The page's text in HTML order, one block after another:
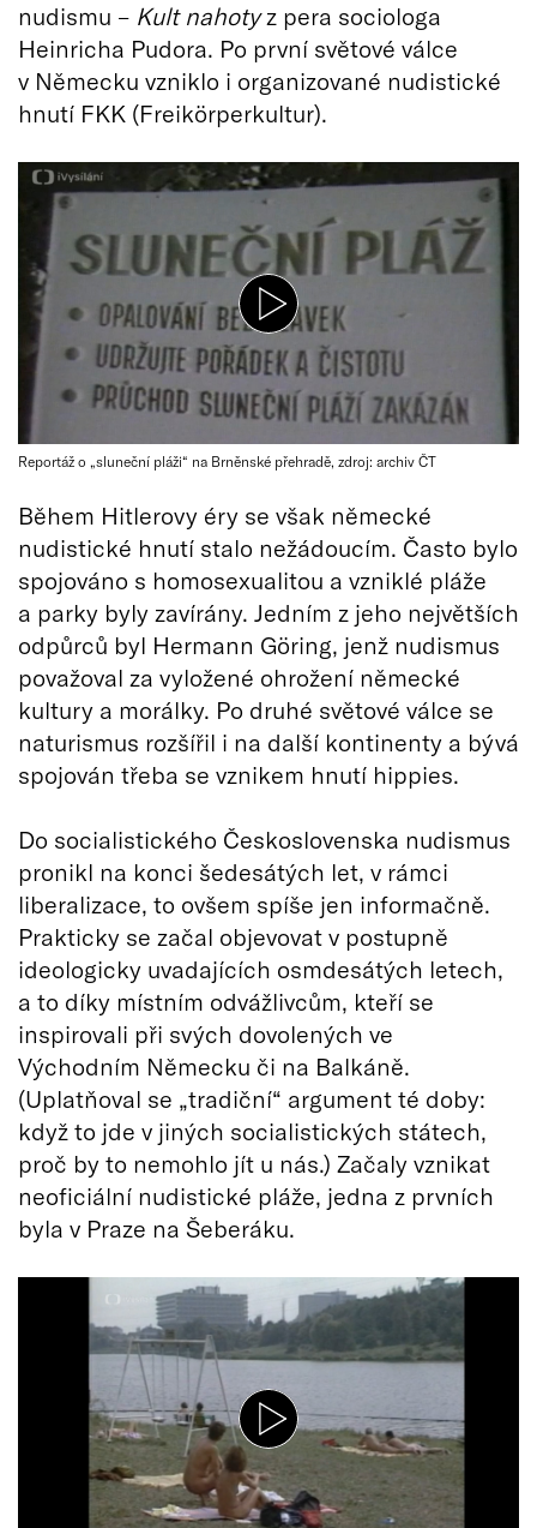
nudismu – Kult nahotyz pera sociologa
Heinricha Pudora. Po první světové válce
v Německu vzniklo i organizované nudistické
hnutí FKK (Freikörperkultur).
Reportáž o „sluneční pláži“ na Brněnské přehradě, zdroj: archiv ČT
Během Hitlerovy éry se však německé
nudistické hnutí stalo nežádoucím. Často bylo
spojováno s homosexualitou a vzniklé pláže
a parky byly zavírány. Jedním z jeho největších
odpůrců byl Hermann Göring, jenž nudismus
považoval za vyložené ohrožení německé
kultury a morálky. Po druhé světové válce se
naturismus rozšířil i na další kontinenty a bývá
spojován třeba se vznikem hnutí hippies.
Do socialistického Československa nudismus
pronikl na konci šedesátých let, v rámci
liberalizace, to ovšem spíše jen informačně.
Prakticky se začal objevovat v postupně
ideologicky uvadajících osmdesátých letech,
a to díky místním odvážlivcům, kteří se
inspirovali při svých dovolených ve
Východním Německu či na Balkáně.
(Uplatňoval se „tradiční“ argument té doby:
když to jde v jiných socialistických státech,
proč by to nemohlo jít u nás.) Začaly vznikat
neoficiální nudistické pláže, jedna z prvních
byla v Praze na Šeberáku.